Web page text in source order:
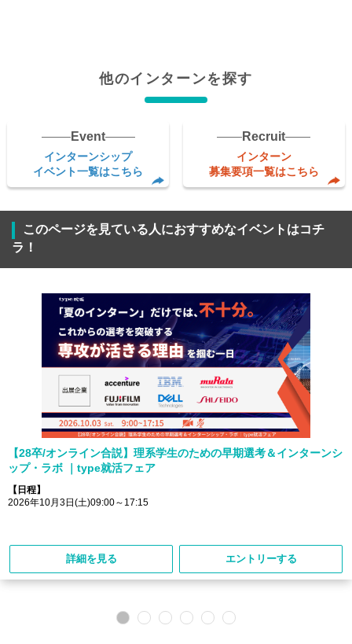
他のインターンを探す
Event
インターンシップ
イベント一覧はこちら
Recruit
インターン
募集要項一覧はこちら
このページを見ている人におすすめなイベントはコチ
ラ！
【28卒/オンライン合説】理系学生のための早期選考＆インターンシ
ップ・ラボ ｜type就活フェア
【日程】
2026年10月3日(土)09:00～17:15
詳細を見る エントリーする